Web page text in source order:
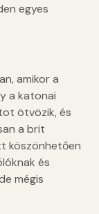
egyes
amikor a
a katonai
ötvözik, és
a brit
köszönhetően
és
mégis